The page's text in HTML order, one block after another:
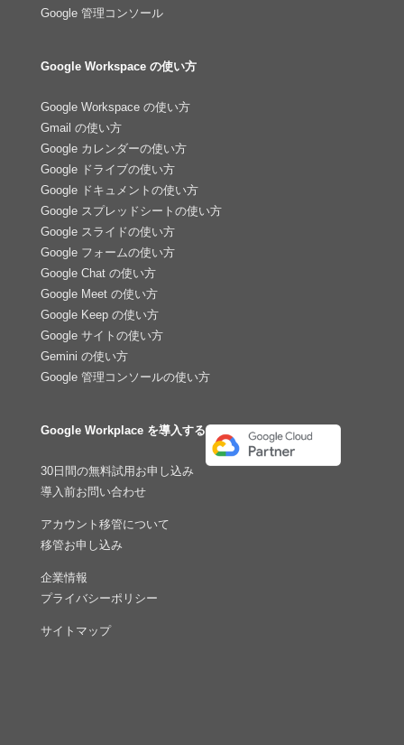
Google 管理コンソール
Google Workspace の使い方
Google Workspace の使い方
Gmail の使い方
Google カレンダーの使い方
Google ドライブの使い方
Google ドキュメントの使い方
Google スプレッドシートの使い方
Google スライドの使い方
Google フォームの使い方
Google Chat の使い方
Google Meet の使い方
Google Keep の使い方
Google サイトの使い方
Gemini の使い方
Google 管理コンソールの使い方
Google Workplace を導入する
30日間の無料試用お申し込み
導入前お問い合わせ
アカウント移管について
移管お申し込み
企業情報
プライバシーポリシー
サイトマップ